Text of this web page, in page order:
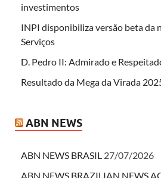
investimentos
INPI disponibiliza versão beta da
Serviços
D. Pedro II: Admirado e
Resultado da Mega da Virada
ABN NEWS
ABN NEWS BRASIL 27/07/2026
ABN NEWS BRAZILIAN NEWS